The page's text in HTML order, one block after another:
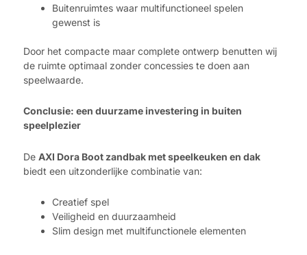
Buitenruimtes waar multifunctioneel spelen
gewenst is
Door het compacte maar complete ontwerp benutten wij
de ruimte optimaal zonder concessies te doen aan
speelwaarde.
Conclusie: een duurzame investering in buiten
speelplezier
De AXI Dora Boot zandbak met speelkeuken en dak
biedt een uitzonderlijke combinatie van:
Creatief spel
Veiligheid en duurzaamheid
Slim design met multifunctionele elementen